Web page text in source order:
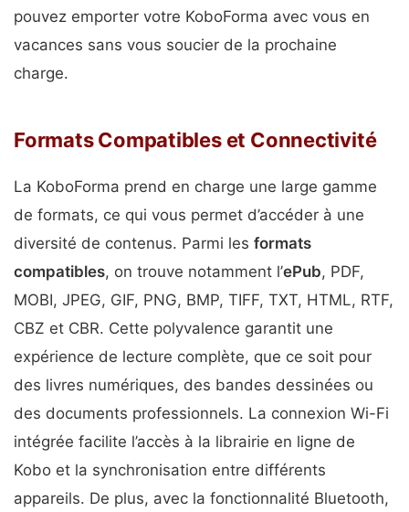
pouvez emporter votre KoboForma avec vous en
vacances sans vous soucier de la prochaine
charge.
Formats Compatibles et Connectivité
La KoboForma prend en charge une large gamme
de formats, ce qui vous permet d’accéder à une
diversité de contenus. Parmi les formats
compatibles, on trouve notamment l’ePub, PDF,
MOBI, JPEG, GIF, PNG, BMP, TIFF, TXT, HTML, RTF,
CBZ et CBR. Cette polyvalence garantit une
expérience de lecture complète, que ce soit pour
des livres numériques, des bandes dessinées ou
des documents professionnels. La connexion Wi-Fi
intégrée facilite l’accès à la librairie en ligne de
Kobo et la synchronisation entre différents
appareils. De plus, avec la fonctionnalité Bluetooth,